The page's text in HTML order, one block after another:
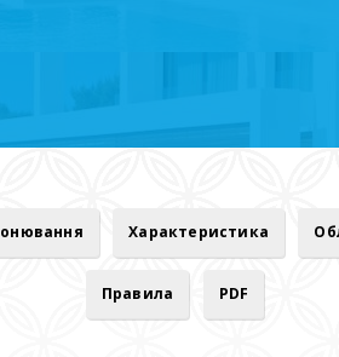
Характеристика
Правила PDF